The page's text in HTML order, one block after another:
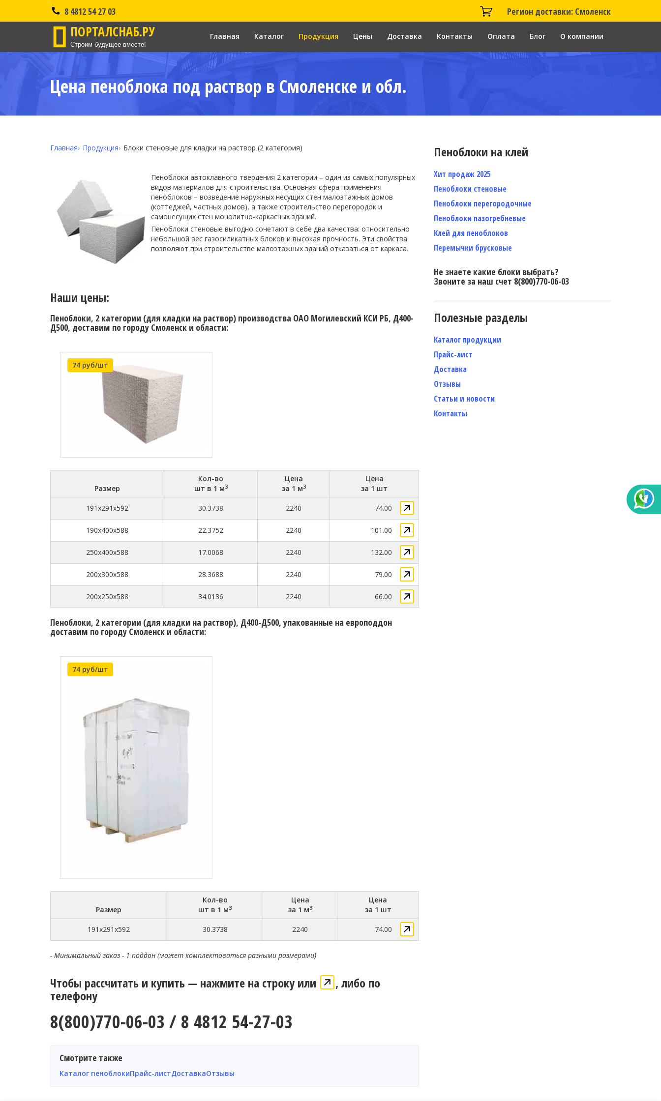
8 4812 54 27 03 Регион доставки: Смоленск
ПОРТАЛСНАБ.РУ
Строим будущее вместе!
Главная Каталог Продукция Цены Доставка Контакты Оплата Блог О компании
Цена пеноблока под раствор в Смоленске и обл.
Главная Продукция Блоки стеновые для кладки на раствор (2 категория)
Пеноблоки автоклавного твердения 2 категории – один из самых популярных
видов материалов для строительства. Основная сфера применения
пеноблоков – возведение наружных несущих стен малоэтажных домов
(коттеджей, частных домов), а также строительство перегородок и
самонесущих стен монолитно-каркасных зданий.
Пеноблоки стеновые выгодно сочетают в себе два качества: относительно
небольшой вес газосиликатных блоков и высокая прочность. Эти свойства
позволяют при строительстве малоэтажных зданий отказаться от каркаса.
Наши цены:
Пеноблоки, 2 категории (для кладки на раствор) производства ОАО Могилевский КСИ РБ, Д400-
Д500, доставим по городу Смоленск и области:
74 руб/шт
Размер
Кол-во
шт в 1 м3
Цена
за 1 м3
Цена
за 1 шт
191x291x592 30.3738 2240 74.00
190x400x588 22.3752 2240 101.00
250x400x588 17.0068 2240 132.00
200x300x588 28.3688 2240 79.00
200x250x588 34.0136 2240 66.00
Пеноблоки, 2 категории (для кладки на раствор), Д400-Д500, упакованные на европоддон
доставим по городу Смоленск и области:
74 руб/шт
Размер
Кол-во
шт в 1 м3
Цена
за 1 м3
Цена
за 1 шт
191x291x592 30.3738 2240 74.00
- Минимальный заказ - 1 поддон (может комплектоваться разными размерами)
Чтобы рассчитать и купить — нажмите на строку или , либо по
телефону
8(800)770-06-03 / 8 4812 54-27-03
Смотрите также
Каталог пеноблокиПрайс-листДоставкаОтзывы
Пеноблоки на клей
Хит продаж 2025
Пеноблоки стеновые
Пеноблоки перегородочные
Пеноблоки пазогребневые
Клей для пеноблоков
Перемычки брусковые
Не знаете какие блоки выбрать?
Звоните за наш счет 8(800)770-06-03
Полезные разделы
Каталог продукции
Прайс-лист
Доставка
Отзывы
Статьи и новости
Контакты